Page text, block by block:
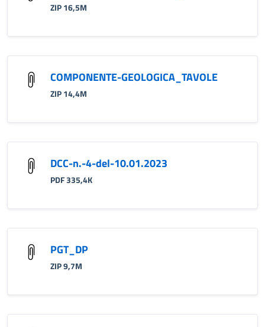
ZIP 16,5M
COMPONENTE-GEOLOGICA_TAVOLE
ZIP 14,4M
DCC-n.-4-del-10.01.2023
PDF 335,4K
PGT_DP
ZIP 9,7M